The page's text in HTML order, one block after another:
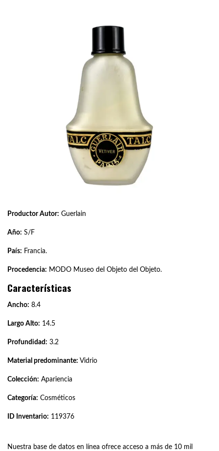
Productor Autor: Guerlain
Año: S/F
País: Francia.
Procedencia: MODO Museo del Objeto del Objeto.
Características
Ancho: 8.4
Largo Alto: 14.5
Profundidad: 3.2
Material predominante: Vidrio
Colección: Apariencia
Categoría: Cosméticos
ID Inventario: 119376
Nuestra base de datos en línea ofrece acceso a más de 10 mil